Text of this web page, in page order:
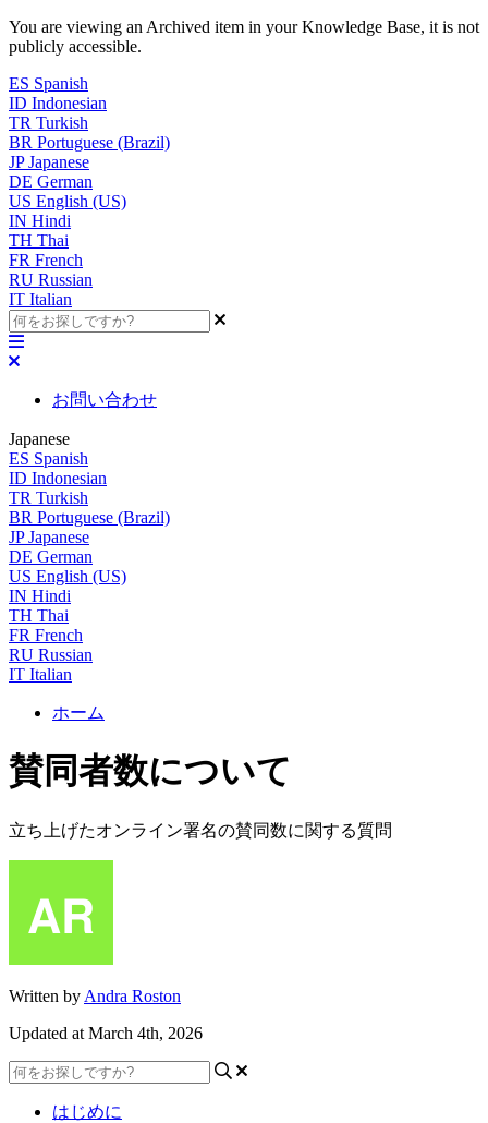
You are viewing an Archived item in your Knowledge Base, it is not
publicly accessible.
ES Spanish
ID Indonesian
TR Turkish
BR Portuguese (Brazil)
JP Japanese
DE German
US English (US)
IN Hindi
TH Thai
FR French
RU Russian
IT Italian
お問い合わせ
Japanese
ES Spanish
ID Indonesian
TR Turkish
BR Portuguese (Brazil)
JP Japanese
DE German
US English (US)
IN Hindi
TH Thai
FR French
RU Russian
IT Italian
ホーム
賛同者数について
立ち上げたオンライン署名の賛同数に関する質問
Written by Andra Roston
Updated at March 4th, 2026
はじめに